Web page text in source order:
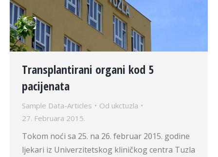
Transplantirani organi kod 5
pacijenata
Sample Data-Articles Od ukctuzla
27. Februara 2015.
Tokom noći sa 25. na 26. februar 2015. godine
ljekari iz Univerzitetskog kliničkog centra Tuzla